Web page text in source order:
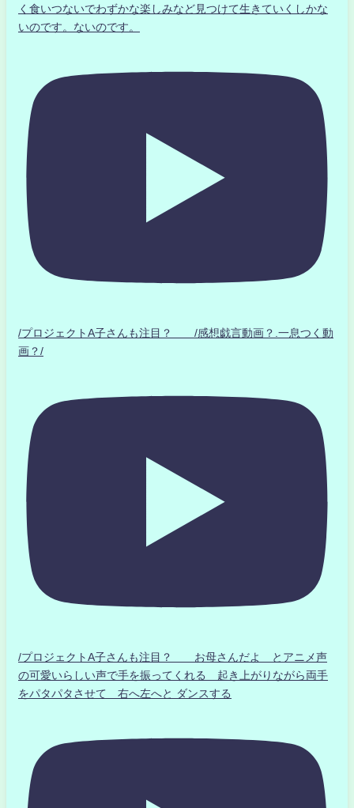
く食いつないでわずかな楽しみなど見つけて生きていくしかな
いのです。ないのです。
/プロジェクトA子さんも注目？ /感想戯言動画？.一息つく動
画？/
/プロジェクトA子さんも注目？ お母さんだよ とアニメ声
の可愛いらしい声で手を振ってくれる 起き上がりながら両手
をパタパタさせて 右へ左へと ダンスする